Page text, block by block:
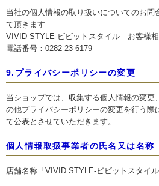
当社の個人情報の取り扱いについてのお問
て頂きます
VIVID STYLE-ビビットスタイル お客様
電話番号：0282-23-6179
9.プライバシーポリシーの変更
当ショップでは、収集する個人情報の変更
の他プライバシーポリシーの変更を行う際
て公表とさせていただきます。
個人情報取扱事業者の氏名又は名称
店舗名称「VIVID STYLE-ビビットスタイル-